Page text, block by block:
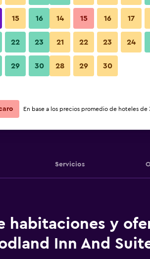
Ver precios
Ver precios
Servicios
habitaciones y
Inn And
15 16
22 23
29 30
14 15 16 17
21 22 23 24
28 29 30
En base a los precios promedio de hoteles de